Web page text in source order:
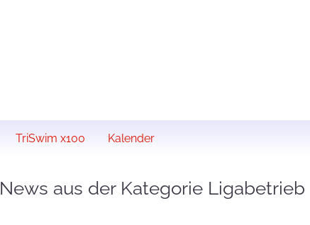
TriSwim x100 Kalender
News aus der Kategorie Ligabetrieb